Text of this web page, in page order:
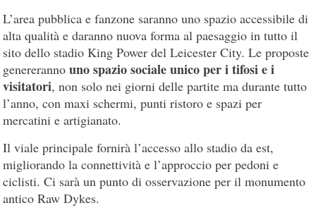
L’area pubblica e fanzone saranno uno spazio accessibile di
alta qualità e daranno nuova forma al paesaggio in tutto il
sito dello stadio King Power del Leicester City. Le proposte
genererannouno spazio sociale unico per i tifosi e i
visitatori, non solo nei giorni delle partite ma durante tutto
l’anno, con maxi schermi, punti ristoro e spazi per
mercatini e artigianato.
Il viale principale fornirà l’accesso allo stadio da est,
migliorando la connettività e l’approccio per pedoni e
ciclisti. Ci sarà un punto di osservazione per il monumento
antico Raw Dykes.